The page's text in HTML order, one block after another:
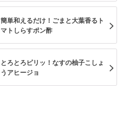
簡単和えるだけ！ごまと大葉香るト
マトしらすポン酢
とろとろピリッ！なすの柚子こしょ
うアヒージョ